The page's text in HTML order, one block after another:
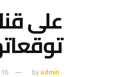
على
توقعاتها لسنة
byadmin 16 يناير 2021